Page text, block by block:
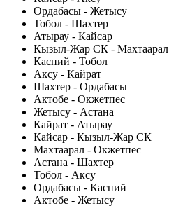
Ордабасы - Жетысу
Тобол - Шахтер
Атырау - Кайсар
Кызыл-Жар СК - Махтаарал
Каспий - Тобол
Аксу - Кайрат
Шахтер - Ордабасы
Актобе - Окжетпес
Жетысу - Астана
Кайрат - Атырау
Кайсар - Кызыл-Жар СК
Махтаарал - Окжетпес
Астана - Шахтер
Тобол - Аксу
Ордабасы - Каспий
Актобе - Жетысу